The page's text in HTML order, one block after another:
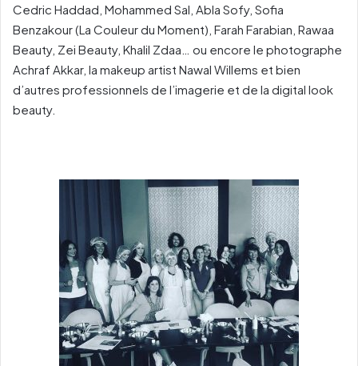
Cedric Haddad, Mohammed Sal, Abla Sofy, Sofia
Benzakour (La Couleur du Moment), Farah Farabian, Rawaa
Beauty, Zei Beauty, Khalil Zdaa… ou encore le photographe
Achraf Akkar, la makeup artist Nawal Willems et bien
d’autres professionnels de l’imagerie et de la digital look
beauty.